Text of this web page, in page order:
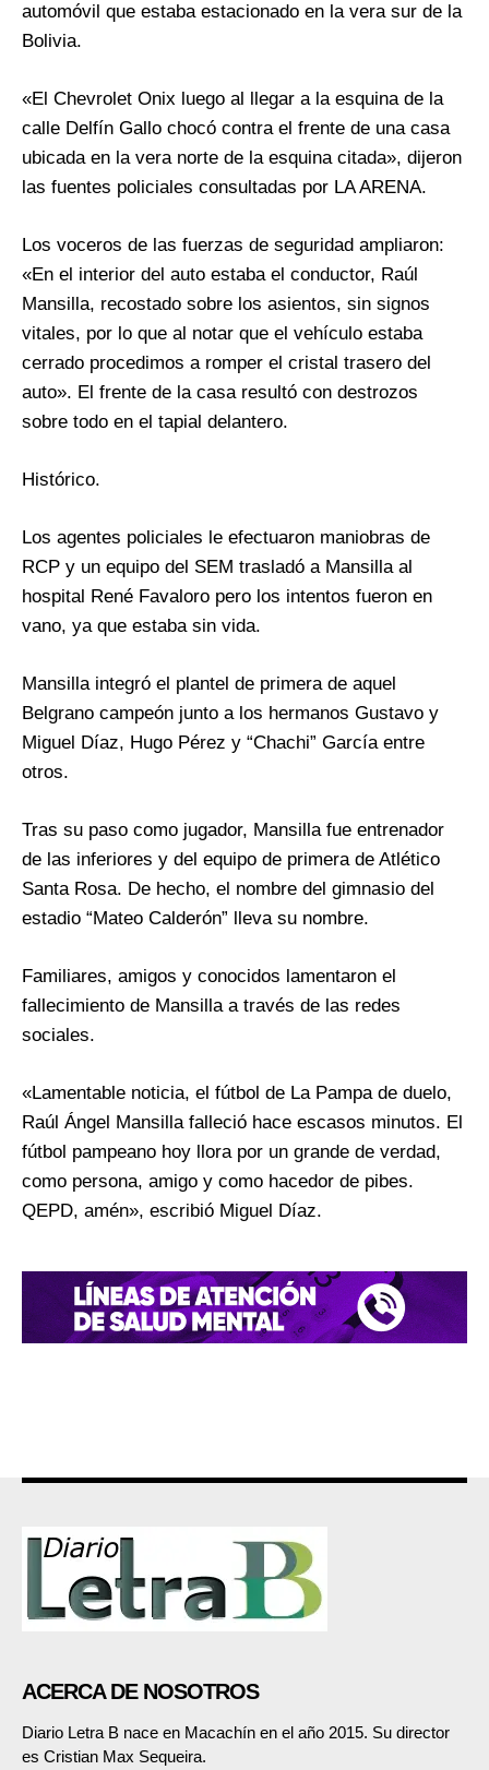
automóvil que estaba estacionado en la vera sur de la
Bolivia.
«El Chevrolet Onix luego al llegar a la esquina de la
calle Delfín Gallo chocó contra el frente de una casa
ubicada en la vera norte de la esquina citada», dijeron
las fuentes policiales consultadas por LA ARENA.
Los voceros de las fuerzas de seguridad ampliaron:
«En el interior del auto estaba el conductor, Raúl
Mansilla, recostado sobre los asientos, sin signos
vitales, por lo que al notar que el vehículo estaba
cerrado procedimos a romper el cristal trasero del
auto». El frente de la casa resultó con destrozos
sobre todo en el tapial delantero.
Histórico.
Los agentes policiales le efectuaron maniobras de
RCP y un equipo del SEM trasladó a Mansilla al
hospital René Favaloro pero los intentos fueron en
vano, ya que estaba sin vida.
Mansilla integró el plantel de primera de aquel
Belgrano campeón junto a los hermanos Gustavo y
Miguel Díaz, Hugo Pérez y “Chachi” García entre
otros.
Tras su paso como jugador, Mansilla fue entrenador
de las inferiores y del equipo de primera de Atlético
Santa Rosa. De hecho, el nombre del gimnasio del
estadio “Mateo Calderón” lleva su nombre.
Familiares, amigos y conocidos lamentaron el
fallecimiento de Mansilla a través de las redes
sociales.
«Lamentable noticia, el fútbol de La Pampa de duelo,
Raúl Ángel Mansilla falleció hace escasos minutos. El
fútbol pampeano hoy llora por un grande de verdad,
como persona, amigo y como hacedor de pibes.
QEPD, amén», escribió Miguel Díaz.
ACERCA DE NOSOTROS
Diario Letra B nace en Macachín en el año 2015. Su director
es Cristian Max Sequeira.